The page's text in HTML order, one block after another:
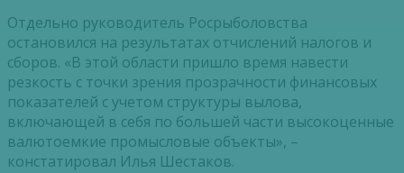
Отдельно руководитель Росрыболовства
остановился на результатах отчислений налогов и
сборов. «В этой области пришло время навести
резкость с точки зрения прозрачности финансовых
показателей с учетом структуры вылова,
включающей в себя по большей части высокоценные
валютоемкие промысловые объекты», –
констатировал Илья Шестаков.